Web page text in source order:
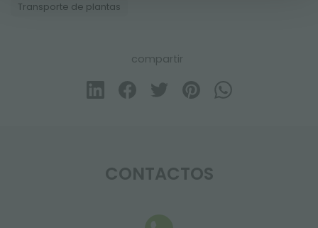
Transporte de plantas
compartir
CONTACTOS